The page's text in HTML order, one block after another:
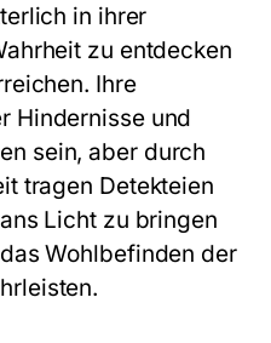
in ihrer
zu entdecken
Ihre
Hindernisse und
sein, aber durch
tragen Detekteien
Licht zu bringen
Wohlbefinden der